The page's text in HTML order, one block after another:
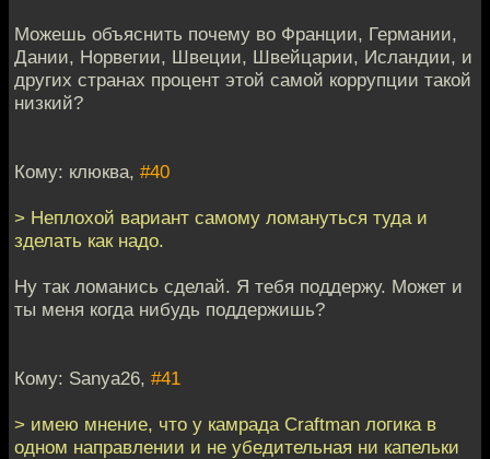
Можешь объяснить почему во Франции, Германии,
Дании, Норвегии, Швеции, Швейцарии, Исландии, и
других странах процент этой самой коррупции такой
низкий?
Кому: клюква, #40
> Неплохой вариант самому ломануться туда и
зделать как надо.
Ну так ломанись сделай. Я тебя поддержу. Может и
ты меня когда нибудь поддержишь?
Кому: Sanya26, #41
> имею мнение, что у камрада Craftman логика в
одном направлении и не убедительная ни капельки